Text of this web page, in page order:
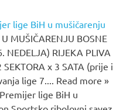
lige BiH u mušičarenju
MUŠIČARENJU BOSNE
NEDELJA) RIJEKA PLIVA
SEKTORA x 3 SATA (prije i
lige 7.... Read more »
lige BiH u